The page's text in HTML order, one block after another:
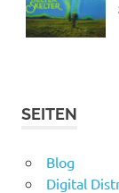
SEITEN
Blog
Digital